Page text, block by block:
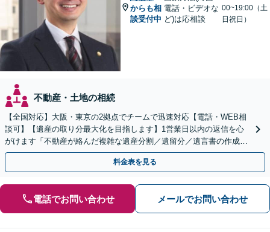
からも相
談受付中
電話・ビデオな
ど)は応相談
00~19:00（土
日祝日）
不動産・土地の相続
【全国対応】大阪・東京の2拠点でチームで迅速対応【電話・WEB相
談可】【遺産の取り分最大化を目指します】1営業日以内の返信を心
がけます「不動産が絡んだ複雑な遺産分割／遺留分／遺言書の作成・
執行／事業承継など、お任せください」【休日相談あり】
料金表を見る
電話でお問い合わせ メールでお問い合わせ